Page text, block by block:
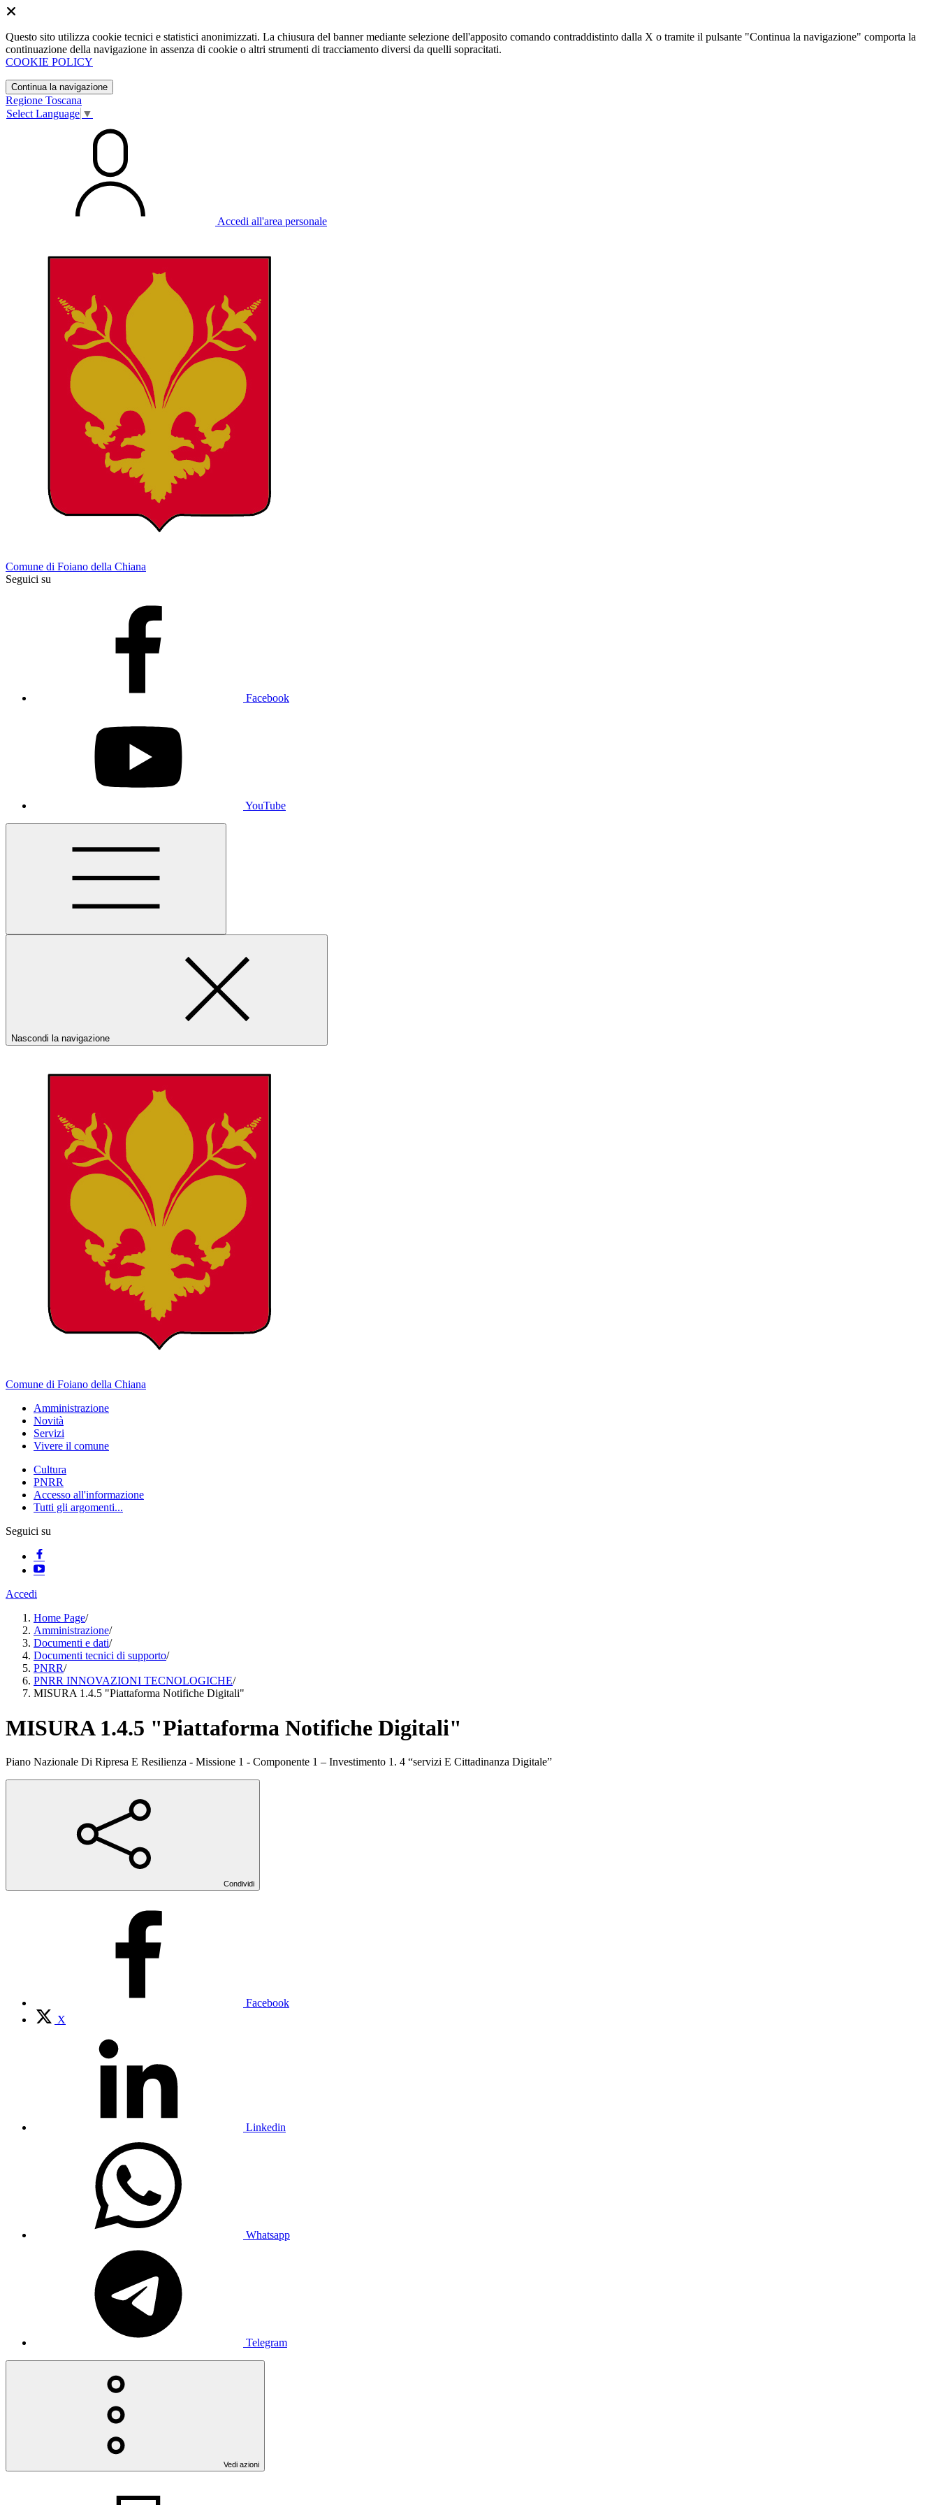
Questo sito utilizza cookie tecnici e statistici anonimizzati. La chiusura del banner mediante selezione dell'apposito comando contraddistinto dalla X o tramite il pulsante "Continua la navigazione" comporta la
continuazione della navigazione in assenza di cookie o altri strumenti di tracciamento diversi da quelli sopracitati.
COOKIE POLICY
Continua la navigazione
Regione Toscana
Select Language ▼
Accedi all'area personale
Comune di Foiano della Chiana
Seguici su
Facebook
YouTube
Nascondi la navigazione
Comune di Foiano della Chiana
Amministrazione
Novità
Servizi
Vivere il comune
Cultura
PNRR
Accesso all'informazione
Tutti gli argomenti...
Seguici su
Accedi
Home Page/
Amministrazione/
Documenti e dati/
Documenti tecnici di supporto/
PNRR/
PNRR INNOVAZIONI TECNOLOGICHE/
MISURA 1.4.5 "Piattaforma Notifiche Digitali"
MISURA 1.4.5 "Piattaforma Notifiche Digitali"
Piano Nazionale Di Ripresa E Resilienza - Missione 1 - Componente 1 – Investimento 1. 4 “servizi E Cittadinanza Digitale”
Condividi
Facebook
X
Linkedin
Whatsapp
Telegram
Vedi azioni